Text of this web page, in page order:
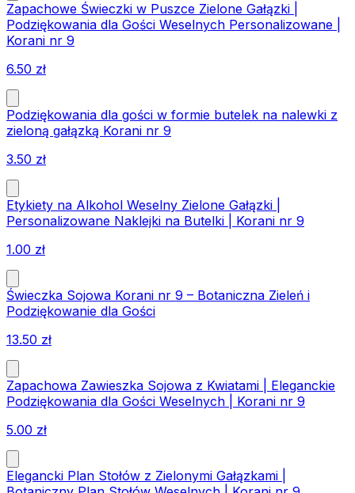
Zapachowe Świeczki w Puszce Zielone Gałązki |
Podziękowania dla Gości Weselnych Personalizowane |
Korani nr 9
6.50 zł
Podziękowania dla gości w formie butelek na nalewki z
zieloną gałązką Korani nr 9
3.50 zł
Etykiety na Alkohol Weselny Zielone Gałązki |
Personalizowane Naklejki na Butelki | Korani nr 9
1.00 zł
Świeczka Sojowa Korani nr 9 – Botaniczna Zieleń i
Podziękowanie dla Gości
13.50 zł
Zapachowa Zawieszka Sojowa z Kwiatami | Eleganckie
Podziękowania dla Gości Weselnych | Korani nr 9
5.00 zł
Elegancki Plan Stołów z Zielonymi Gałązkami |